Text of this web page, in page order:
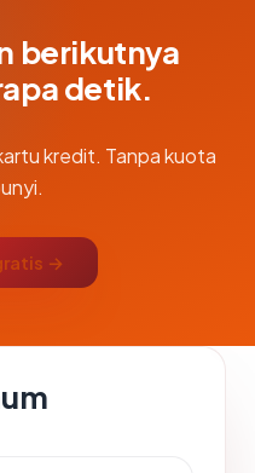
berikutnya
detik.
kredit. Tanpa kuota
→